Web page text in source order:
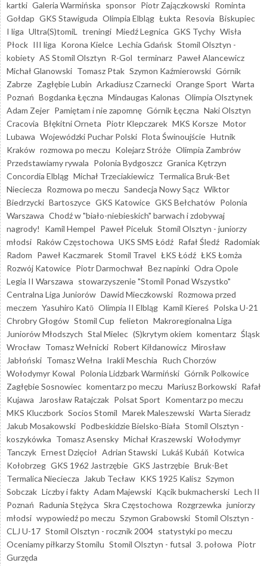
kartki Galeria Warmińska sponsor Piotr Zajączkowski Rominta
Gołdap GKS Stawiguda Olimpia Elbląg Łukta Resovia Biskupiec
I liga Ultra(S)tomiL treningi Miedź Legnica GKS Tychy Wisła
Płock III liga Korona Kielce Lechia Gdańsk Stomil Olsztyn -
kobiety AS Stomil Olsztyn R-Gol terminarz Paweł Alancewicz
Michał Glanowski Tomasz Ptak Szymon Kaźmierowski Górnik
Zabrze Zagłębie Lubin Arkadiusz Czarnecki Orange Sport Warta
Poznań Bogdanka Łęczna Mindaugas Kalonas Olimpia Olsztynek
Adam Zejer Pamiętam i nie zapomnę Górnik Łęczna Naki Olsztyn
Cracovia Błękitni Orneta Piotr Klepczarek MKS Korsze Motor
Lubawa Wojewódzki Puchar Polski Flota Świnoujście Hutnik
Kraków rozmowa po meczu Kolejarz Stróże Olimpia Zambrów
Przedstawiamy rywala Polonia Bydgoszcz Granica Kętrzyn
Concordia Elbląg Michał Trzeciakiewicz Termalica Bruk-Bet
Nieciecza Rozmowa po meczu Sandecja Nowy Sącz Wiktor
Biedrzycki Bartoszyce GKS Katowice GKS Bełchatów Polonia
Warszawa Chodź w "biało-niebieskich" barwach i zdobywaj
nagrody!
Kamil Hempel Paweł Piceluk Stomil Olsztyn - juniorzy
młodsi Raków Częstochowa UKS SMS Łódź Rafał Śledź Radomiak
Radom Paweł Kaczmarek Stomil Travel ŁKS Łódź ŁKS Łomża
Rozwój Katowice Piotr Darmochwał Bez napinki Odra Opole
Legia II Warszawa stowarzyszenie "Stomil Ponad Wszystko"
Centralna Liga Juniorów Dawid Mieczkowski Rozmowa przed
meczem Yasuhiro Katō Olimpia II Elbląg Kamil Kiereś Polska U-21
Chrobry Głogów Stomil Cup felieton Makroregionalna Liga
Juniorów Młodszych Stal Mielec (S)krytym okiem komentarz Śląsk
Wrocław Tomasz Wełnicki Robert Kiłdanowicz Mirosław
Jabłoński Tomasz Wełna Irakli Meschia Ruch Chorzów
Wołodymyr Kowal Polonia Lidzbark Warmiński Górnik Polkowice
Zagłębie Sosnowiec komentarz po meczu Mariusz Borkowski Rafał
Kujawa
Jarosław Ratajczak Polsat Sport Komentarz po meczu
MKS Kluczbork Socios Stomil Marek Maleszewski Warta Sieradz
Jakub Mosakowski Podbeskidzie Bielsko-Biała Stomil Olsztyn -
koszykówka Tomasz Asensky Michał Kraszewski Wołodymyr
Tanczyk Ernest Dzięcioł Adrian Stawski Lukáš Kubáň Kotwica
Kołobrzeg GKS 1962 Jastrzębie GKS Jastrzębie Bruk-Bet
Termalica Nieciecza
Jakub Tecław KKS 1925 Kalisz Szymon
Sobczak Liczby i fakty Adam Majewski Kącik bukmacherski Lech II
Poznań Radunia Stężyca Skra Częstochowa Rozgrzewka juniorzy
młodsi wypowiedź po meczu Szymon Grabowski Stomil Olsztyn -
CLJ U-17 Stomil Olsztyn - rocznik 2004 statystyki po meczu
Oceniamy piłkarzy Stomilu Stomil Olsztyn - futsal 3. połowa Piotr
Gurzęda